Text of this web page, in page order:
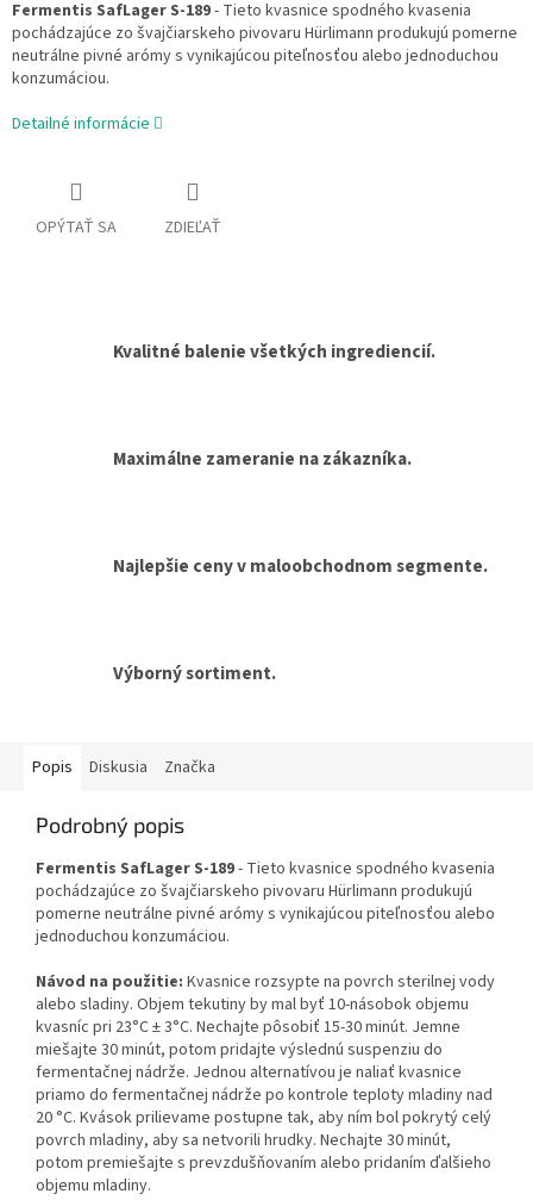
Fermentis SafLager S-189- Tieto kvasnice spodného kvasenia
pochádzajúce zo švajčiarskeho pivovaru Hürlimann produkujú pomerne
neutrálne pivné arómy s vynikajúcou piteľnosťou alebo jednoduchou
konzumáciou.
Detailné informácie
OPÝTAŤ SA ZDIEĽAŤ
Kvalitné balenie všetkých ingrediencií.
Maximálne zameranie na zákazníka.
Najlepšie ceny v maloobchodnom segmente.
Výborný sortiment.
Popis Diskusia Značka
Podrobný popis
Fermentis SafLager S-189- Tieto kvasnice spodného kvasenia
pochádzajúce zo švajčiarskeho pivovaru Hürlimann produkujú
pomerne neutrálne pivné arómy s vynikajúcou piteľnosťou alebo
jednoduchou konzumáciou.
Návod na použitie: Kvasnice rozsypte na povrch sterilnej vody
alebo sladiny. Objem tekutiny by mal byť 10-násobok objemu
kvasníc pri 23°C ± 3°C. Nechajte pôsobiť 15-30 minút. Jemne
miešajte 30 minút, potom pridajte výslednú suspenziu do
fermentačnej nádrže. Jednou alternatívou je naliať kvasnice
priamo do fermentačnej nádrže po kontrole teploty mladiny nad
20 °C. Kvások prilievame postupne tak, aby ním bol pokrytý celý
povrch mladiny, aby sa netvorili hrudky. Nechajte 30 minút,
potom premiešajte s prevzdušňovaním alebo pridaním ďalšieho
objemu mladiny.